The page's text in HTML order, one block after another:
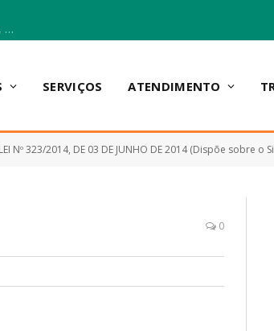
Escola Municipal Vicentina Vieira dos Santos, no Polo Bebedouro, recebeu materiais para a implantação do Cantinho da Leitura e da Sala Multidisciplinar.
SERVIÇOS ATENDIMENTO
LEI Nº 323/2014, DE 03 DE JUNHO DE 2014 (Dispõe sobre o Sistema Municipal de Cultura Anapurus-MA, seus princípios, objetivos, estrutura,
0